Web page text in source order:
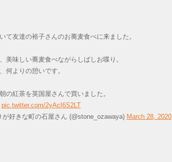
て友達の裕子さんのお蕎麦食べに来ました。
美味しい蕎麦食べながらしばしお喋り。
何よりの憩いです。
の紅茶を英国屋さんで買いました。
pic.twitter.com/2yAcI6S2LT
が好きな町の石屋さん (@stone_ozawaya) March 28, 2020